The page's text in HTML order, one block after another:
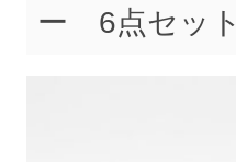
ー 6点セット